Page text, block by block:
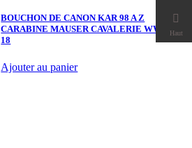
BOUCHON DE CANON KAR 98 A Z
CARABINE MAUSER CAVALERIE WW1 14-
18
Ajouter au panier

Haut